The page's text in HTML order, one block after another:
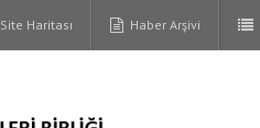
Site Haritası Haber Arşivi